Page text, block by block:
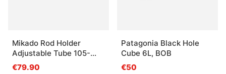
Mikado Rod Holder
Adjustable Tube 105-
180cm
€79.90
Patagonia Black Hole
Cube 6L, BOB
€50